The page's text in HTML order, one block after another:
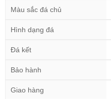
Màu sắc đá chủ
Hình dạng đá
Đá kết
Bảo hành
Giao hàng